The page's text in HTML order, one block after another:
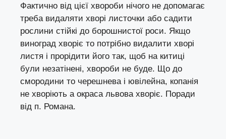
Фактично від цієї хвороби нічого не допомагає
треба видаляти хворі листочки або садити
рослини стійкі до борошнистої роси. Якщо
виноград хворіє то потрібно видалити хворі
листя і прорідити його так, щоб на китиці
були незатінені, хвороби не буде. Що до
смородини то черешнева і ювілейна, копанія
не хворіють а окраса львова хворіє. Поради
від п. Романа.